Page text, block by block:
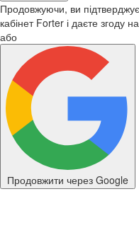
Продовжуючи, ви
кабінет Forter і даєте згоду на
або
Продовжити через Google